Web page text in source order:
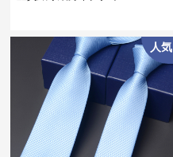
人気